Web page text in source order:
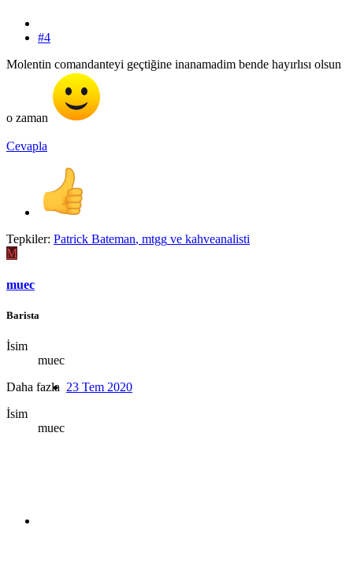
#4
Molentin comandanteyi geçtiğine inanamadim bende hayırlısı olsun
o zaman
Cevapla
Tepkiler: Patrick Bateman, mtgg ve kahveanalisti
M
muec
Barista
İsim
muec
Daha fazla
İsim
muec
23 Tem 2020